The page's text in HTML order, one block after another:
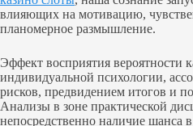
влияющих на мотивацию,
планомерное размышление.
Эффект восприятия вероятности
индивидуальной психологии,
рисков, предвидением итогов и
Анализы в зоне практической
непосредственно наличие шанса